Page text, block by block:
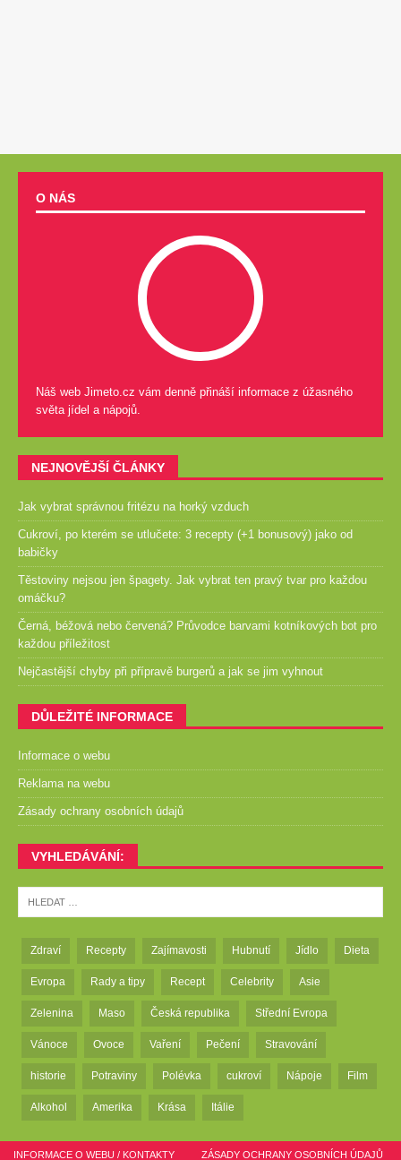
O NÁS
Náš web Jimeto.cz vám denně přináší informace z úžasného
světa jídel a nápojů.
NEJNOVĚJŠÍ ČLÁNKY
Jak vybrat správnou fritézu na horký vzduch
Cukroví, po kterém se utlučete: 3 recepty (+1 bonusový) jako od
babičky
Těstoviny nejsou jen špagety. Jak vybrat ten pravý tvar pro každou
omáčku?
Černá, béžová nebo červená? Průvodce barvami kotníkových bot pro
každou příležitost
Nejčastější chyby při přípravě burgerů a jak se jim vyhnout
DŮLEŽITÉ INFORMACE
Informace o webu
Reklama na webu
Zásady ochrany osobních údajů
VYHLEDÁVÁNÍ:
Zdraví Recepty Zajímavosti Hubnutí Jídlo Dieta
Evropa Rady a tipy Recept Celebrity Asie
Zelenina Maso Česká republika Střední Evropa
Vánoce Ovoce Vaření Pečení Stravování
historie Potraviny Polévka cukroví Nápoje Film
Alkohol Amerika Krása Itálie
INFORMACE O WEBU / KONTAKTY ZÁSADY OCHRANY OSOBNÍCH ÚDAJŮ